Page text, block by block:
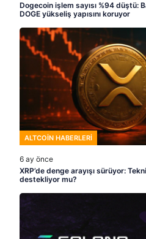
Dogecoin işlem sayısı %94 düştü:
DOGE yükseliş yapısını koruyor
ALTCOIN HABERLERI
6 ay önce
XRP’de denge arayışı sürüyor:
destekliyor mu?